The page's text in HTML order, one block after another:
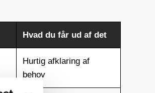
Hvad du får ud af det
Hurtig afklaring af
behov